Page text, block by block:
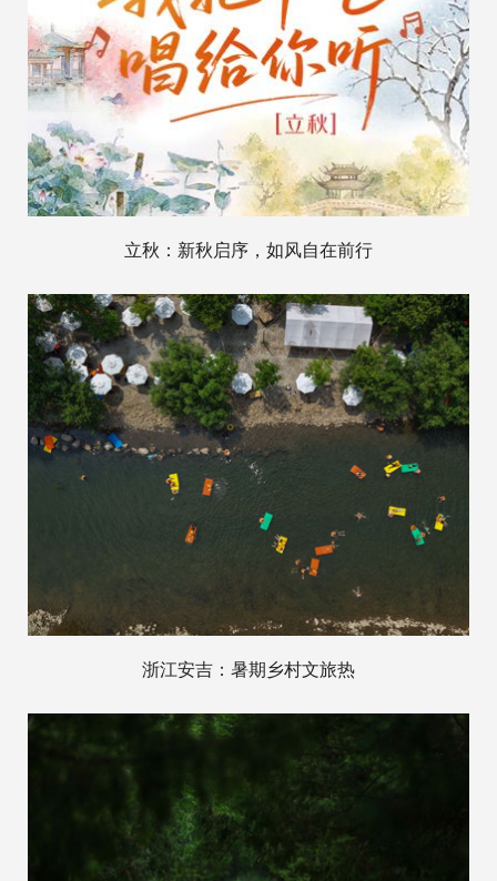
立秋：新秋启序，如风自在前行
浙江安吉：暑期乡村文旅热